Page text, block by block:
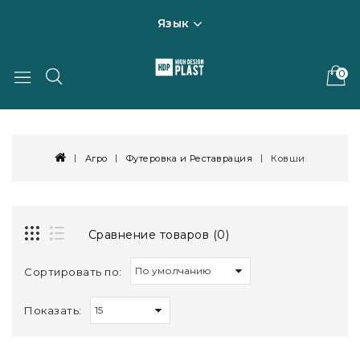
Язык
0
Агро Футеровка и Реставрация Ковши
Сравнение товаров (0)
Сортировать по:
Показать: